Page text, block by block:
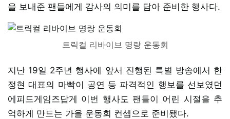
을 보내준 팬들에게 감사의 의미를 담아 준비한 행사다.
트릭컬 리바이브 명랑 운동회
지난 19일 2주년 행사에 앞서 진행된 특별 방송에서 한
정현 대표의 마빡이 공연 등 파격적인 행보를 선보였던
에피드게임즈답게 이번 행사도 팬들이 어린 시절을 추
억하게 만드는 가을 운동회 컨셉으로 준비됐다.